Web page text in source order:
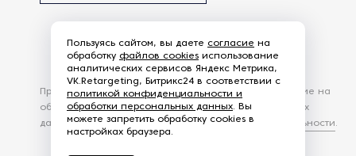
Продолжая использовать наш сайт, вы даете согласие на
обработку файлов Cookies и других пользовательских
данных, в соответствии сПолитикой конфиденциальности.
Пользуясь сайтом, вы даете согласие на
обработку файлов cookies использование
аналитических сервисов Яндекс Метрика,
VK.Retargeting, Битрикс24 в соответствии с
политикой конфиденциальности и
обработки персональных данных. Вы
можете запретить обработку cookies в
настройках браузера.